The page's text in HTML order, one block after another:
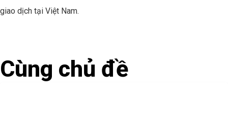
giao dịch tại Việt Nam.
Cùng chủ đề